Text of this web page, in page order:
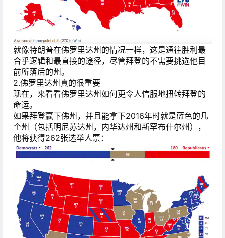
就像特朗普在佛罗里达州的情况一样，这是通往胜利最
合乎逻辑和最直接的途径，尽管拜登的不需要挑选他目
前所落后的州。
2.佛罗里达州真的很重要
现在，来看看佛罗里达州如何更令人信服地扭转拜登的
命运。
如果拜登赢下佛州，并且能拿下2016年时就是蓝色的几
个州（包括明尼苏达州，内华达州和新罕布什尔州），
他将获得262张选举人票：